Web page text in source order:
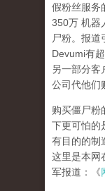
假粉丝服务
350万 机器
尸粉。报道
Devumi有
另一部分客
公司代他们
购买僵尸粉
下更可怕
有目的的制
这里是本网
军报道：《